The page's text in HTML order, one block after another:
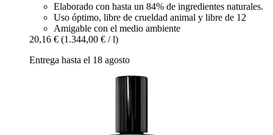
Elaborado con hasta un 84% de ingredientes naturales.
Uso óptimo, libre de crueldad animal y libre de 12
Amigable con el medio ambiente
20,16 € (1.344,00 € / l)
Entrega hasta el 18 agosto